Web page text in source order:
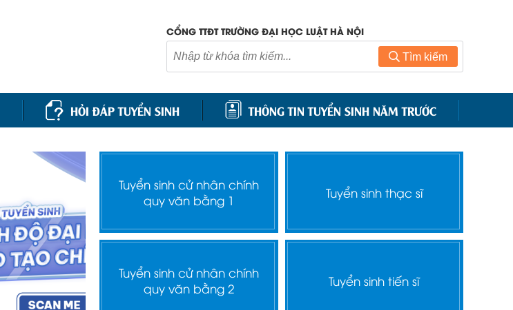
CỔNG TTĐT TRƯỜNG ĐẠI HỌC LUẬT HÀ NỘI
Tìm kiếm
HỎI ĐÁP TUYỂN SINH THÔNG TIN TUYỂN SINH NĂM TRƯỚC
Tuyển sinh cử nhân chính
quy văn bằng 1
Tuyển sinh thạc sĩ
Tuyển sinh cử nhân chính
quy văn bằng 2
Tuyển sinh tiến sĩ